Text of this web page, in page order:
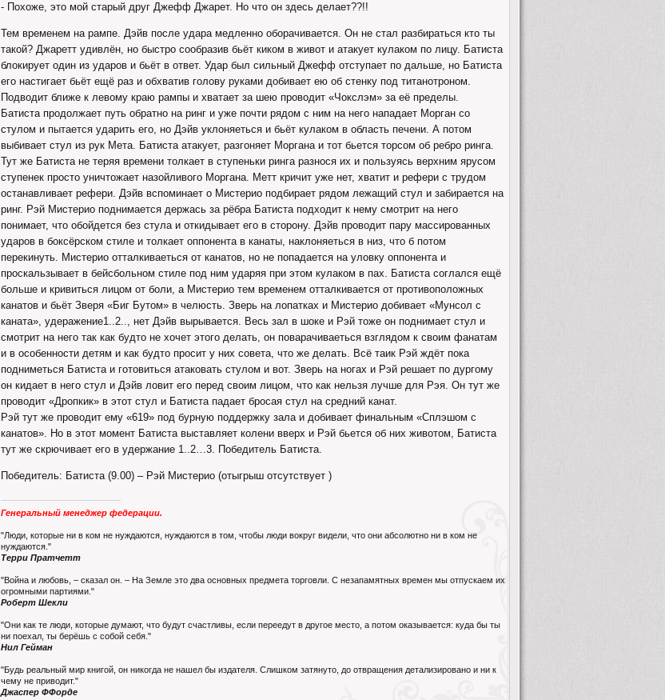
- Похоже, это мой старый друг Джефф Джарет. Но что он здесь делает??!!
Тем временем на рампе. Дэйв после удара медленно оборачивается. Он не стал разбираться кто ты
такой? Джаретт удивлён, но быстро сообразив бьёт киком в живот и атакует кулаком по лицу. Батиста
блокирует один из ударов и бьёт в ответ. Удар был сильный Джефф отступает по дальше, но Батиста
его настигает бьёт ещё раз и обхватив голову руками добивает ею об стенку под титанотроном.
Подводит ближе к левому краю рампы и хватает за шею проводит «Чокслэм» за её пределы.
Батиста продолжает путь обратно на ринг и уже почти рядом с ним на него нападает Морган со
стулом и пытается ударить его, но Дэйв уклоняеться и бьёт кулаком в область печени. А потом
выбивает стул из рук Мета. Батиста атакует, разгоняет Моргана и тот бьется торсом об ребро ринга.
Тут же Батиста не теряя времени толкает в ступеньки ринга разнося их и пользуясь верхним ярусом
ступенек просто уничтожает назойливого Моргана. Метт кричит уже нет, хватит и рефери с трудом
останавливает рефери. Дэйв вспоминает о Мистерио подбирает рядом лежащий стул и забирается на
ринг. Рэй Мистерио поднимается держась за рёбра Батиста подходит к нему смотрит на него
понимает, что обойдется без стула и откидывает его в сторону. Дэйв проводит пару массированных
ударов в боксёрском стиле и толкает оппонента в канаты, наклоняеться в низ, что б потом
перекинуть. Мистерио отталкиваеться от канатов, но не попадается на уловку оппонента и
проскальзывает в бейсбольном стиле под ним ударяя при этом кулаком в пах. Батиста соглался ещё
больше и кривиться лицом от боли, а Мистерио тем временем отталкивается от противоположных
канатов и бьёт Зверя «Биг Бутом» в челюсть. Зверь на лопатках и Мистерио добивает «Мунсол с
каната», удеражение1..2.., нет Дэйв вырывается. Весь зал в шоке и Рэй тоже он поднимает стул и
смотрит на него так как будто не хочет этого делать, он поварачиваеться взглядом к своим фанатам
и в особенности детям и как будто просит у них совета, что же делать. Всё таик Рэй ждёт пока
подниметься Батиста и готовиться атаковать стулом и вот. Зверь на ногах и Рэй решает по дургому
он кидает в него стул и Дэйв ловит его перед своим лицом, что как нельзя лучше для Рэя. Он тут же
проводит «Дропкик» в этот стул и Батиста падает бросая стул на средний канат.
Рэй тут же проводит ему «619» под бурную поддержку зала и добивает финальным «Сплэшом с
канатов». Но в этот момент Батиста выставляет колени вверх и Рэй бьется об них животом, Батиста
тут же скрючивает его в удержание 1..2…3. Победитель Батиста.
Победитель: Батиста (9.00) – Рэй Мистерио (отыгрыш отсутствует )
Генеральный менеджер федерации.
"Люди, которые ни в ком не нуждаются, нуждаются в том, чтобы люди вокруг видели, что они абсолютно ни в ком не
нуждаются."
Терри Пратчетт
"Война и любовь, – сказал он. – На Земле это два основных предмета торговли. С незапамятных времен мы отпускаем их
огромными партиями."
Роберт Шекли
"Они как те люди, которые думают, что будут счастливы, если переедут в другое место, а потом оказывается: куда бы ты
ни поехал, ты берёшь с собой себя."
Нил Гейман
"Будь реальный мир книгой, он никогда не нашел бы издателя. Слишком затянуто, до отвращения детализировано и ни к
чему не приводит."
Джаспер ФФорде